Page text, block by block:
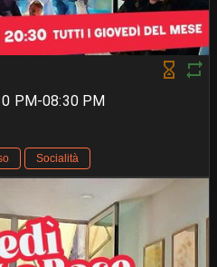
PM-08:30 PM
Socialità